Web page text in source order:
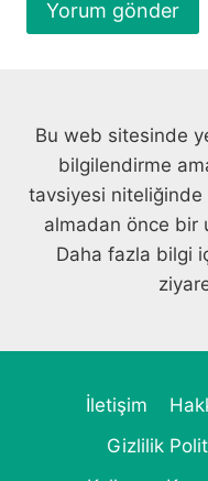
Bu web sitesinde
bilgilendirme
tavsiyesi niteliğinde
almadan önce bir
Daha fazla bilgi
İletişim
Gizlilik